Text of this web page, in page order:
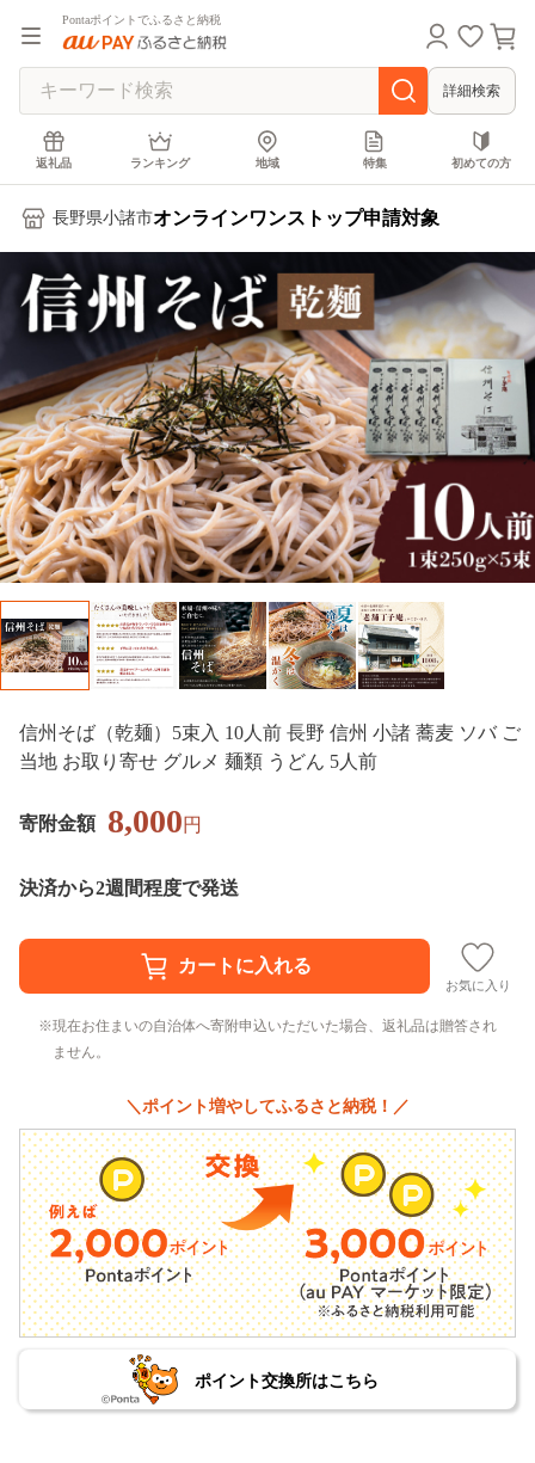
Pontaポイントでふるさと納税
詳細検索
返礼品 ランキング 地域 特集 初めての方
長野県小諸市オンラインワンストップ申請対象
信州そば（乾麺）5束入 10人前 長野 信州 小諸 蕎麦 ソバ ご
当地 お取り寄せ グルメ 麺類 うどん 5人前
寄附金額 8,000円
決済から2週間程度で発送
お気に入り
現在お住まいの自治体へ寄附申込いただいた場合、返礼品は贈答され
ません。
＼ポイント増やしてふるさと納税！／
ポイント交換所はこちら